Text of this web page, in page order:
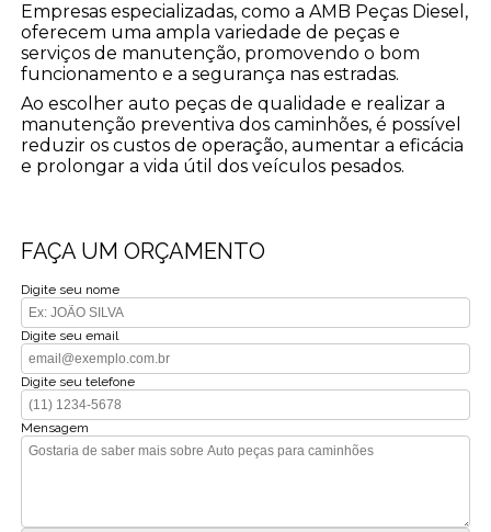
Empresas especializadas, como a AMB Peças Diesel,
oferecem uma ampla variedade de peças e
serviços de manutenção, promovendo o bom
funcionamento e a segurança nas estradas.
Ao escolher auto peças de qualidade e realizar a
manutenção preventiva dos caminhões, é possível
reduzir os custos de operação, aumentar a eficácia
e prolongar a vida útil dos veículos pesados.
FAÇA UM ORÇAMENTO
Digite seu nome
Digite seu email
Digite seu telefone
Mensagem